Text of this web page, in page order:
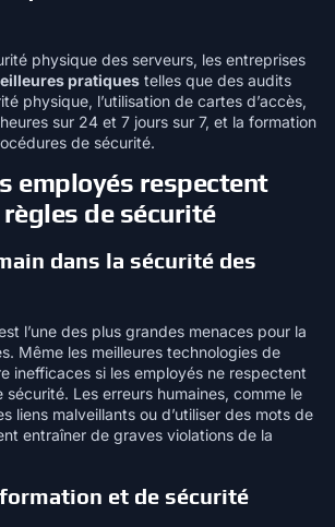
physique des serveurs, les entreprises
pratiques telles que des audits
physique, l’utilisation de cartes d’accès,
sur 24 et 7 jours sur 7, et la formation
de sécurité.
employés respectent
de sécurité
dans la sécurité des
l’une des plus grandes menaces pour la
Même les meilleures technologies de
inefficaces si les employés ne respectent
sécurité. Les erreurs humaines, comme le
liens malveillants ou d’utiliser des mots de
entraîner de graves violations de la
et de sécurité